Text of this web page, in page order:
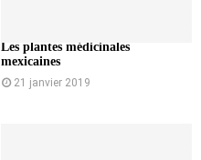
Les plantes médicinales
mexicaines
21 janvier 2019